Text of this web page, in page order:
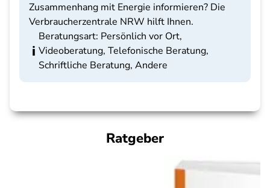
Zusammenhang mit Energie informieren? Die
Verbraucherzentrale NRW hilft Ihnen.
Beratungsart: Persönlich vor Ort,
Videoberatung, Telefonische Beratung,
Schriftliche Beratung, Andere
Ratgeber